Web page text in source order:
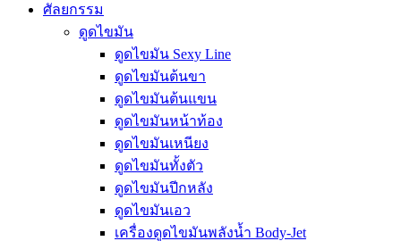
ศัลยกรรม
ดูดไขมัน
ดูดไขมัน Sexy Line
ดูดไขมันต้นขา
ดูดไขมันต้นแขน
ดูดไขมันหน้าท้อง
ดูดไขมันเหนียง
ดูดไขมันทั้งตัว
ดูดไขมันปีกหลัง
ดูดไขมันเอว
เครื่องดูดไขมันพลังน้ำ Body-Jet